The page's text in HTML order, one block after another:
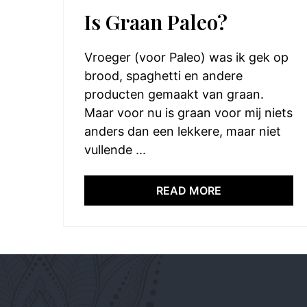
Is Graan Paleo?
Vroeger (voor Paleo) was ik gek op
brood, spaghetti en andere
producten gemaakt van graan.
Maar voor nu is graan voor mij niets
anders dan een lekkere, maar niet
vullende ...
READ MORE